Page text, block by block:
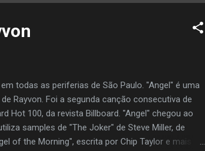
todas as periferias de São Paulo. "Angel" é uma
Rayvon. Foi a segunda canção consecutiva de
Hot 100, da revista Billboard. "Angel" chegou ao
samples de "The Joker" de Steve Miller, de
of the Morning", escrita por Chip Taylor e mais